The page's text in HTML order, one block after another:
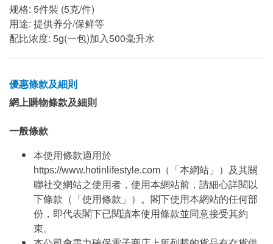
规格: 5件裝 (5克/件)
用途: 提供养分/保鲜等
配比浓度: 5g(一包)加入500毫升水
優惠條款及細則
網上購物條款及細則
一般條款
本使用條款適用於
https://www.hotinlifestyle.com（「本網站」）及其關
聯社交網站之使用者，使用本網站前，請細心詳閱以
下條款（「使用條款」）。閣下使用本網站的任何部
份，即代表閣下已閱讀本使用條款並同意接受其約
束。